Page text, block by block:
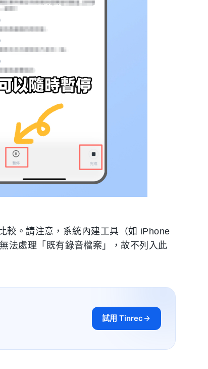
較。請注意，系統內建工具（如 iPhone
法處理「既有錄音檔案」，故不列入此
試用 Tinrec